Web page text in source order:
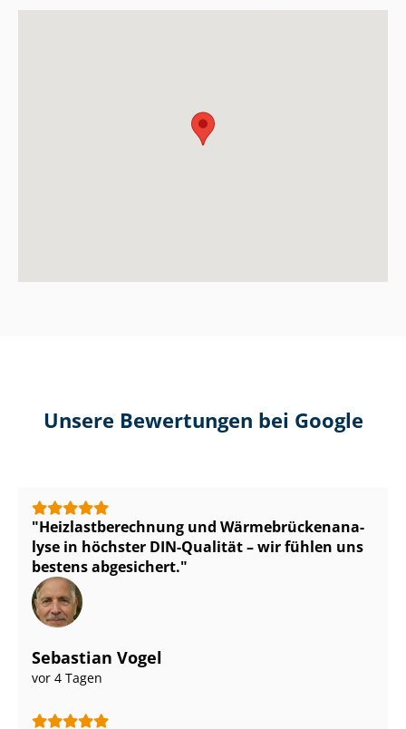
Unsere Bewertungen bei Google
Heiz­last­be­rech­nung und Wär­me­brü­cken­ana­
ly­se in höchster DIN-Qualität – wir fühlen uns
bestens abgesichert.
Sebastian Vogel
vor 4 Tagen